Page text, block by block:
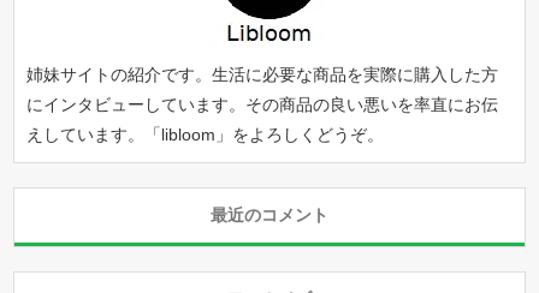
姉妹サイトの紹介です。生活に必要な商品を実際に購入した方
にインタビューしています。その商品の良い悪いを率直にお伝
えしています。「libloom 」をよろしくどうぞ。
最近のコメント